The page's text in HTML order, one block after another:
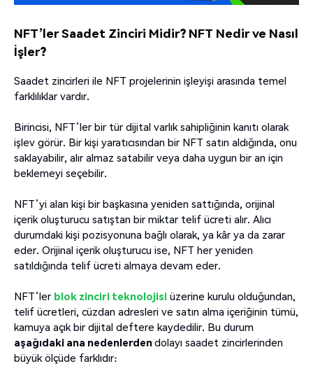
NFT’ler Saadet Zinciri Midir? NFT Nedir ve Nasıl
İşler?
Saadet zincirleri ile NFT projelerinin işleyişi arasında temel
farklılıklar vardır.
Birincisi, NFT’ler bir tür dijital varlık sahipliğinin kanıtı olarak
işlev görür. Bir kişi yaratıcısından bir NFT satın aldığında, onu
saklayabilir, alır almaz satabilir veya daha uygun bir an için
beklemeyi seçebilir.
NFT’yi alan kişi bir başkasına yeniden sattığında, orijinal
içerik oluşturucu satıştan bir miktar telif ücreti alır. Alıcı
durumdaki kişi pozisyonuna bağlı olarak, ya kâr ya da zarar
eder. Orijinal içerik oluşturucu ise, NFT her yeniden
satıldığında telif ücreti almaya devam eder.
NFT’ler blok zinciri teknolojisi üzerine kurulu olduğundan,
telif ücretleri, cüzdan adresleri ve satın alma içeriğinin tümü,
kamuya açık bir dijital deftere kaydedilir. Bu durum
aşağıdaki ana nedenlerdendolayı saadet zincirlerinden
büyük ölçüde farklıdır: